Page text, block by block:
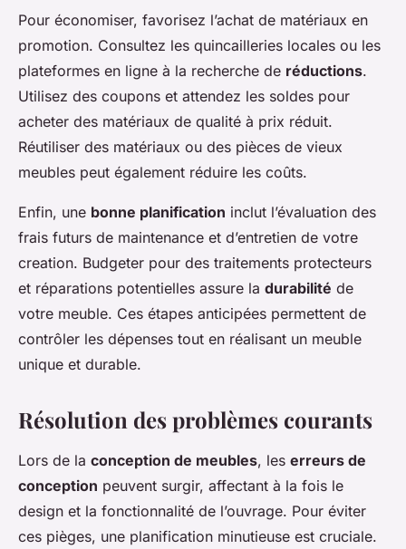
Pour économiser, favorisez l’achat de matériaux en
promotion. Consultez les quincailleries locales ou les
plateformes en ligne à la recherche de réductions.
Utilisez des coupons et attendez les soldes pour
acheter des matériaux de qualité à prix réduit.
Réutiliser des matériaux ou des pièces de vieux
meubles peut également réduire les coûts.
Enfin, une bonne planification inclut l’évaluation des
frais futurs de maintenance et d’entretien de votre
creation. Budgeter pour des traitements protecteurs
et réparations potentielles assure la durabilité de
votre meuble. Ces étapes anticipées permettent de
contrôler les dépenses tout en réalisant un meuble
unique et durable.
Résolution des problèmes courants
Lors de la conception de meubles, les erreurs de
conception peuvent surgir, affectant à la fois le
design et la fonctionnalité de l’ouvrage. Pour éviter
ces pièges, une planification minutieuse est cruciale.